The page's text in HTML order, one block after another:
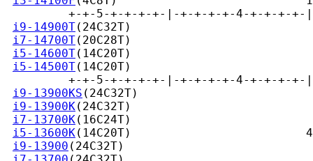
+-+-5-+-+-+-+-|-+-+-+-+-4-+-+-+-
i9-14900T(24C32T)
i7-14700T(20C28T)
i5-14600T(14C20T)
i5-14500T(14C20T)
+-+-5-+-+-+-+-|-+-+-+-+-4-+-+-+-
i9-13900KS (24C32T)
i9-13900K(24C32T)
i7-13700K(16C24T)
i5-13600K(14C20T)
i9-13900 (24C32T)